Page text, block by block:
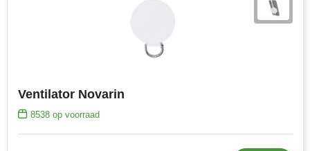
Ventilator Novarin
8538op voorraad